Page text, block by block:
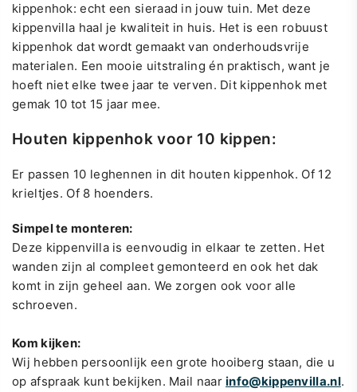
kippenhok: echt een sieraad in jouw tuin. Met deze
kippenvilla haal je kwaliteit in huis. Het is een robuust
kippenhok dat wordt gemaakt van onderhoudsvrije
materialen. Een mooie uitstraling én praktisch, want je
hoeft niet elke twee jaar te verven. Dit kippenhok met
gemak 10 tot 15 jaar mee.
Houten kippenhok voor 10 kippen:
Er passen 10 leghennen in dit houten kippenhok. Of 12
krieltjes. Of 8 hoenders.
Simpel te monteren:
Deze kippenvilla is eenvoudig in elkaar te zetten. Het
wanden zijn al compleet gemonteerd en ook het dak
komt in zijn geheel aan. We zorgen ook voor alle
schroeven.
Kom kijken:
Wij hebben persoonlijk een grote hooiberg staan, die u
op afspraak kunt bekijken. Mail naarinfo@kippenvilla.nl.